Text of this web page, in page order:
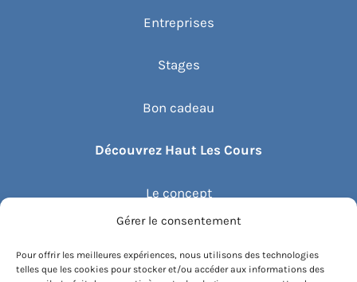
Gérer le consentement
Pour offrir les meilleures expériences, nous utilisons des technologies
telles que les cookies pour stocker et/ou accéder aux informations des
Entreprises
Stages
Bon cadeau
Découvrez Haut Les Cours
Le concept
Blog